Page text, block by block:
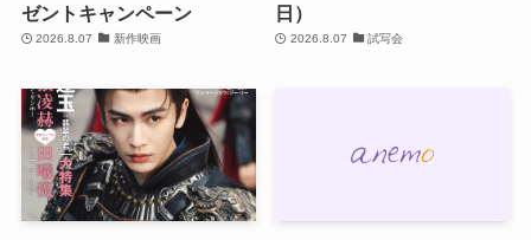
ゼントキャンペーン
2026.8.07 新作映画
日）
2026.8.07 試写会